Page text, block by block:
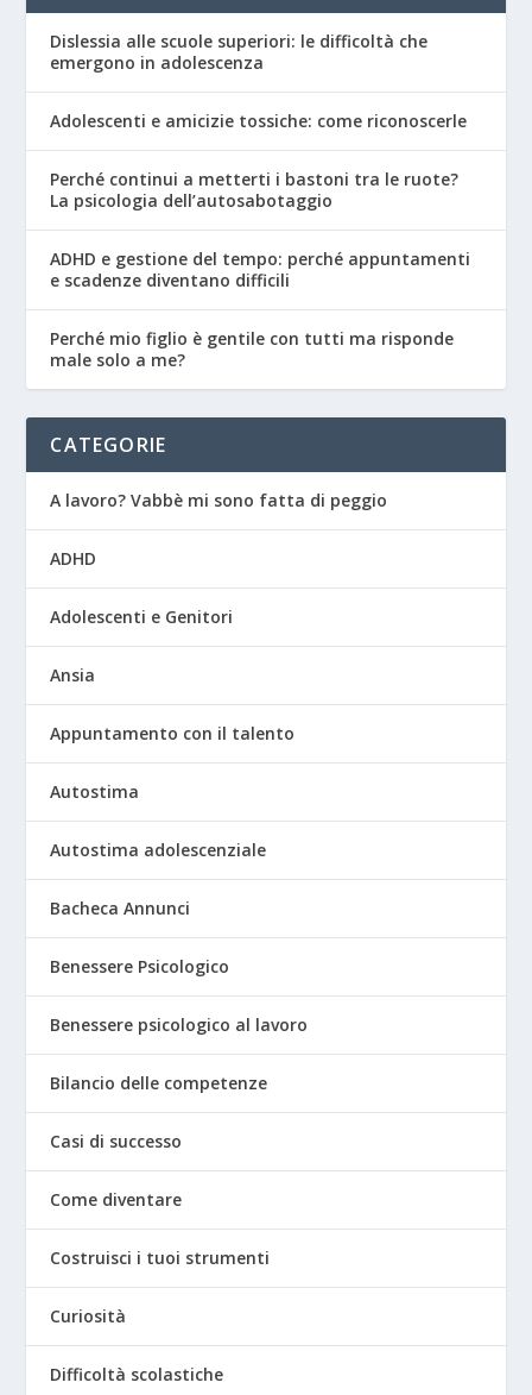
Dislessia alle scuole superiori: le difficoltà che
emergono in adolescenza
Adolescenti e amicizie tossiche: come riconoscerle
Perché continui a metterti i bastoni tra le ruote?
La psicologia dell’autosabotaggio
ADHD e gestione del tempo: perché appuntamenti
e scadenze diventano difficili
Perché mio figlio è gentile con tutti ma risponde
male solo a me?
CATEGORIE
A lavoro? Vabbè mi sono fatta di peggio
ADHD
Adolescenti e Genitori
Ansia
Appuntamento con il talento
Autostima
Autostima adolescenziale
Bacheca Annunci
Benessere Psicologico
Benessere psicologico al lavoro
Bilancio delle competenze
Casi di successo
Come diventare
Costruisci i tuoi strumenti
Curiosità
Difficoltà scolastiche